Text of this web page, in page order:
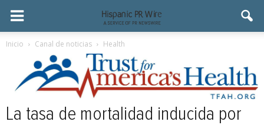
Inicio Canal de noticias Health
La tasa de mortalidad inducida por